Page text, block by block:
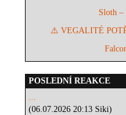
Sloth –
⚠️ VEGALITÉ
POSLEDNÍ REAKCE
...
(06.07.2026 20:13 Siki)